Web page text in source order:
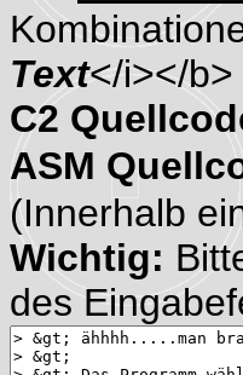
Text</i></b>
C2
ASM
(Innerhalb
Wichtig:
des